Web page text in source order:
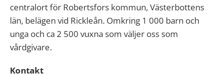
centralort för Robertsfors kommun, Västerbottens
län, belägen vid Rickleån. Omkring 1 000 barn och
unga och ca 2 500 vuxna som väljer oss som
vårdgivare.
Kontakt